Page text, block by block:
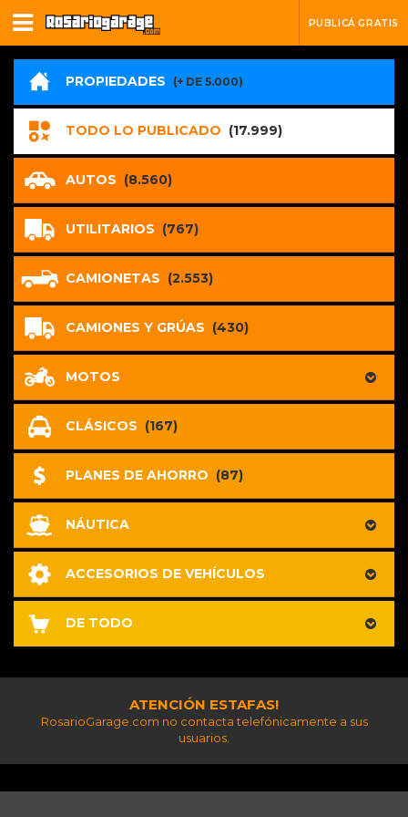
PUBLICÁ GRATIS
PROPIEDADES (+ DE 5.000)
TODO LO PUBLICADO (17.999)
AUTOS (8.560)
UTILITARIOS (767)
CAMIONETAS (2.553)
CAMIONES Y GRÚAS (430)
MOTOS
CLÁSICOS (167)
PLANES DE AHORRO (87)
NÁUTICA
ACCESORIOS DE VEHÍCULOS
DE TODO
ATENCIÓN ESTAFAS!
RosarioGarage.com no contacta telefónicamente a sus
usuarios.